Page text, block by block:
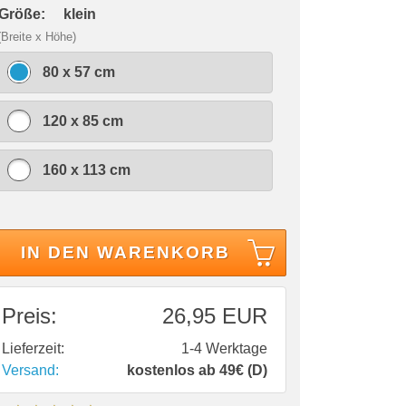
klein
x Höhe)
80 x 57 cm
120 x 85 cm
160 x 113 cm
IN DEN WARENKORB
Preis: 26,95 EUR
Lieferzeit:
1-4 Werktage
Versand:
kostenlos ab 49€ (D)